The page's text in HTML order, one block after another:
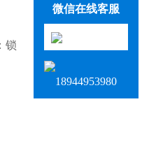
锁
微信在线客服
18944953980